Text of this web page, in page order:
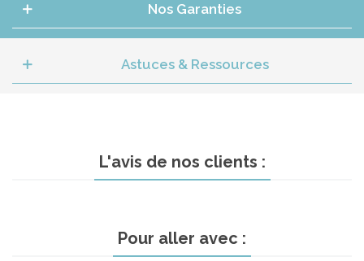
Nos Garanties
Astuces & Ressources
L'avis de nos clients :
Pour aller avec :